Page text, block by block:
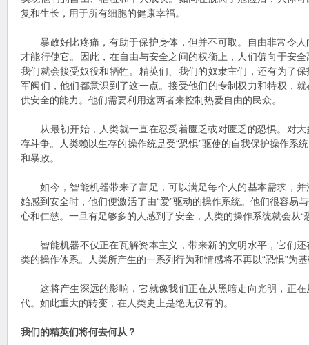
复和生长，用于所有细胞的健康幸福。
暴政好比疼痛，有助于保护身体，但并不可取。自由非常令人
才能行使它。因此，在自由与安全之间的权衡上，人们偏向于安
我们就会接受奴役和牺牲。精英们、我们的奴隶主们，还有为了
军阀们，他们都意识到了这一点。接受他们的专制权力和特权，
供安全的能力。他们需要利用这两者来控制热爱自由的民众。
从最初开始，人类就一直在忍受着匮乏或对匮乏的恐惧。对大
存斗争。人类赖以生存的操作统是受“恐惧”驱使的自我保护操作系
和暴政。
如今，智能机器带来了富足，可以满足每个人的基本需求，并
始感到安全时，他们便激活了由“爱”驱动的操作系统。他们很容易
心和仁慈。一旦有足够多的人感到了安全，人类的操作系统就会从“
智能机器不仅正在瓦解资本主义，带来新的文明水平，它们还
类的操作体系。人类所产生的一系列行为和情感将不再以“恐惧”为
这将产生深远的影响，它就像我们正在从黑暗走向光明，正在
代。如此重大的转变，在人类史上是绝无仅有的。
我们的精英们将何去何从？